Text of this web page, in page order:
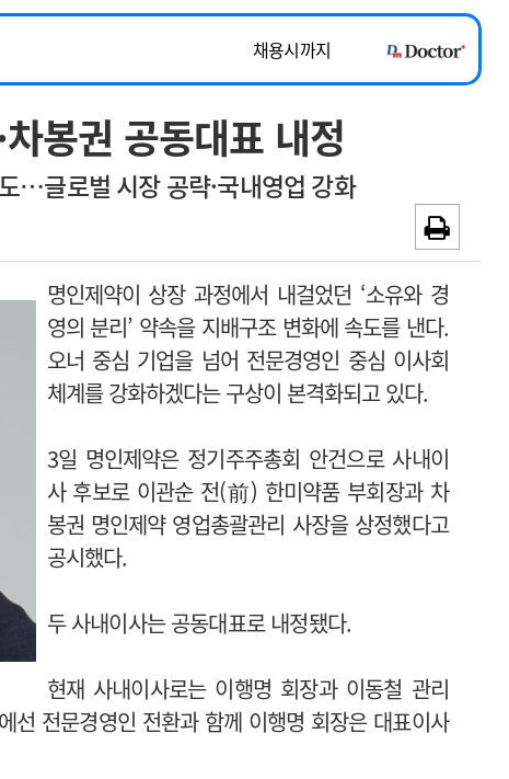
정책/통계 공시
광고안내
채용시까지
~2026-08-15
~2026-08-31
채용시까지
봉권 공동대표 내정
…글로벌 시장 공략·국내영업 강화
명인제약이 상장 과정에서 내걸었던 ‘소유와 경
영의 분리’ 약속을 지배구조 변화에 속도를 낸다.
오너 중심 기업을 넘어 전문경영인 중심 이사회
체계를 강화하겠다는 구상이 본격화되고 있다.
3일 명인제약은 정기주주총회 안건으로 사내이
사 후보로 이관순 전(前) 한미약품 부회장과 차
봉권 명인제약 영업총괄관리 사장을 상정했다고
공시했다.
두 사내이사는 공동대표로 내정됐다.
현재 사내이사로는 이행명 회장과 이동철 관리
선 전문경영인 전환과 함께 이행명 회장은 대표이사